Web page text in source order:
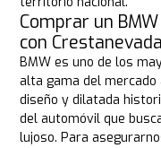
Comprar un
con Crestanevada
BMW es uno de los
alta gama del
diseño y dilatada
del automóvil que
lujoso. Para